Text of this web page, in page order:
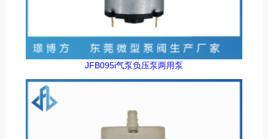
JFB095i气泵负压泵两用泵